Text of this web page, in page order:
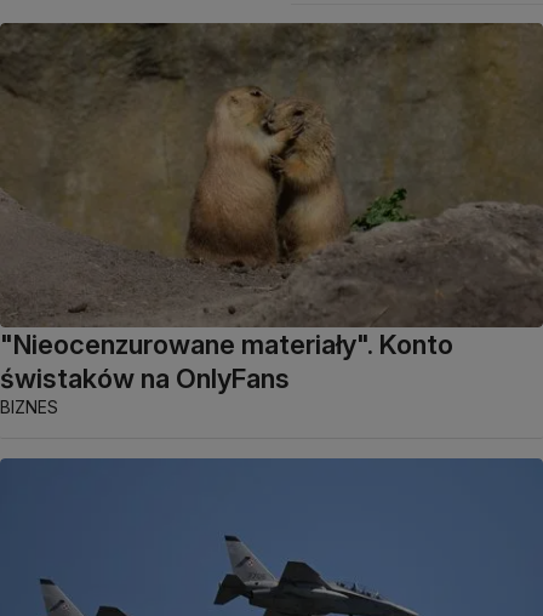
"Nieocenzurowane materiały". Konto
świstaków na OnlyFans
BIZNES